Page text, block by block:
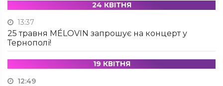
24 КВІТНЯ
13:37
25 травня MÉLOVIN запрошує на концерт у
Тернополі!
19 КВІТНЯ
12:49